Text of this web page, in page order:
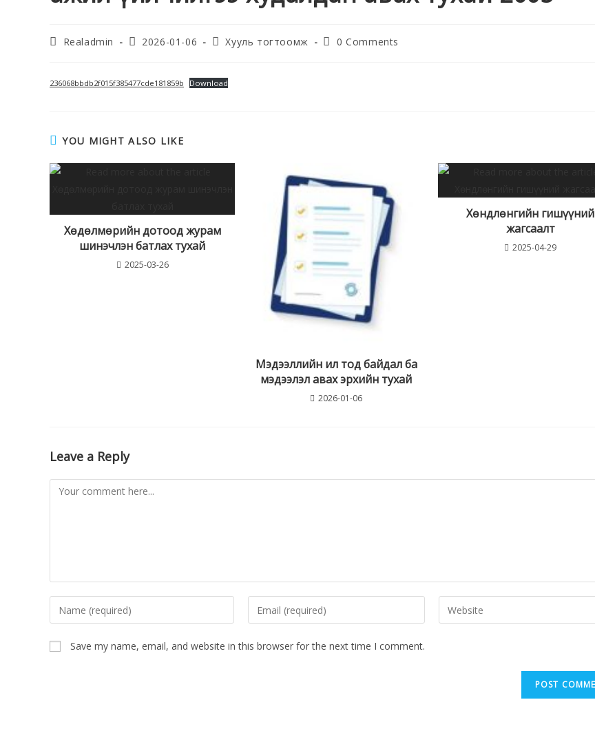
Realadmin 2026-01-06 Хууль тогтоомж 0 Comments
236068bbdb2f015f385477cde181859b Download
YOU MIGHT ALSO LIKE
Хөдөлмөрийн дотоод журам
шинэчлэн батлах тухай
2025-03-26
Мэдээллийн ил тод байдал ба
мэдээлэл авах эрхийн тухай
2026-01-06
Хөндлөнгийн гишүүний
жагсаалт
2025-04-29
Leave a Reply
Save my name, email, and website in this browser for the next time I comment.